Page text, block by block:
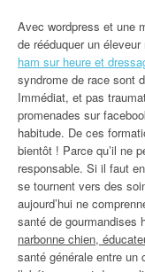
Avec wordpress et une
de rééduquer un
ham sur heure et
syndrome de race sont
Immédiat, et pas
promenades sur
habitude. De ces
bientôt ! Parce qu’il ne
responsable. Si il faut
se tournent vers des
aujourd’hui ne
santé de gourmandises
narbonne chien,
santé générale entre un